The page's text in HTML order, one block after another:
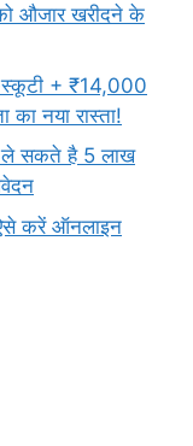
औजार खरीदने के
स्कूटी + ₹14,000
का नया रास्ता!
सकते है 5 लाख
करें ऑनलाइन